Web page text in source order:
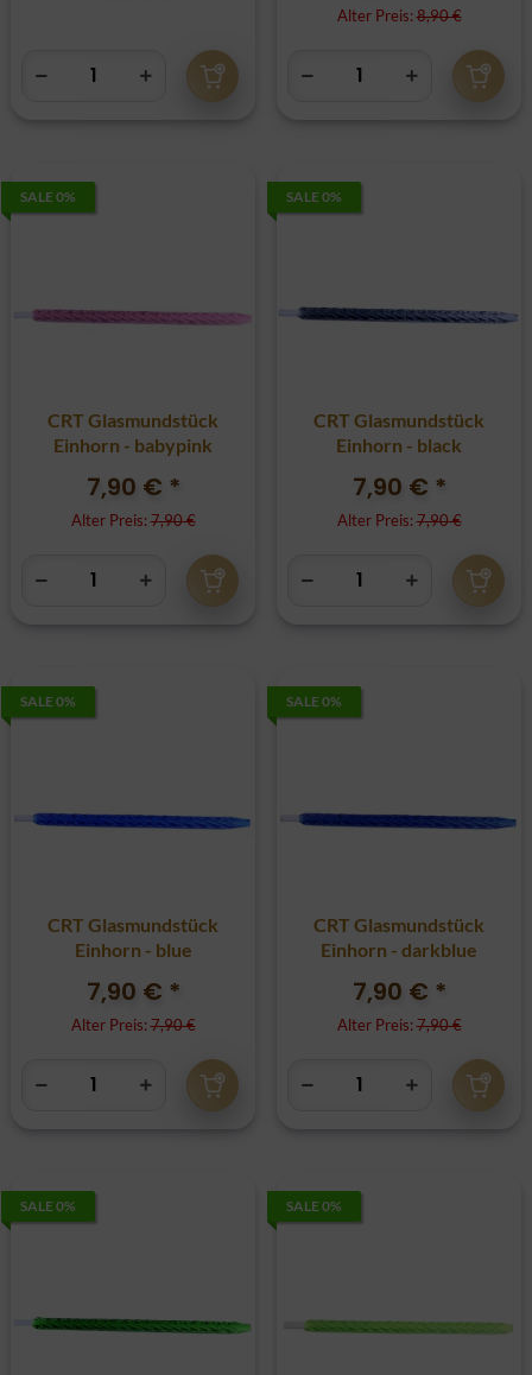
Alter Preis:8,90 €
SALE 0%
CRT Glasmundstück
Einhorn - babypink
7,90 € *
Alter Preis:7,90 €
SALE 0%
CRT Glasmundstück
Einhorn - black
7,90 € *
Alter Preis:7,90 €
SALE 0%
CRT Glasmundstück
Einhorn - blue
7,90 € *
Alter Preis:7,90 €
SALE 0%
CRT Glasmundstück
Einhorn - darkblue
7,90 € *
Alter Preis:7,90 €
SALE 0% SALE 0%